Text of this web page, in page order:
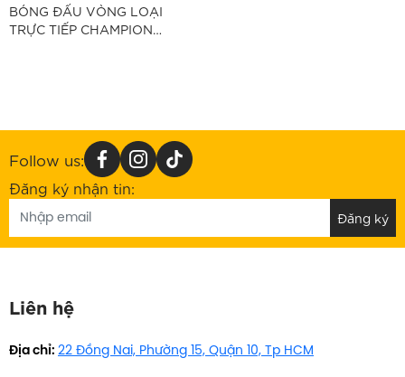
BÓNG ĐẤU VÒNG LOẠI
TRỰC TIẾP CHAMPION
Follow us:
Đăng ký nhận tin:
Liên hệ
Địa chỉ: 22 Đồng Nai, Phường 15, Quận 10, Tp HCM